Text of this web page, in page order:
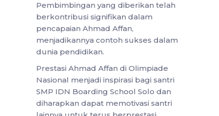
Pembimbingan yang diberikan telah
berkontribusi signifikan dalam
pencapaian Ahmad Affan,
menjadikannya contoh sukses dalam
dunia pendidikan.
Prestasi Ahmad Affan di Olimpiade
Nasional menjadi inspirasi bagi santri
SMP IDN Boarding School Solo dan
diharapkan dapat memotivasi santri